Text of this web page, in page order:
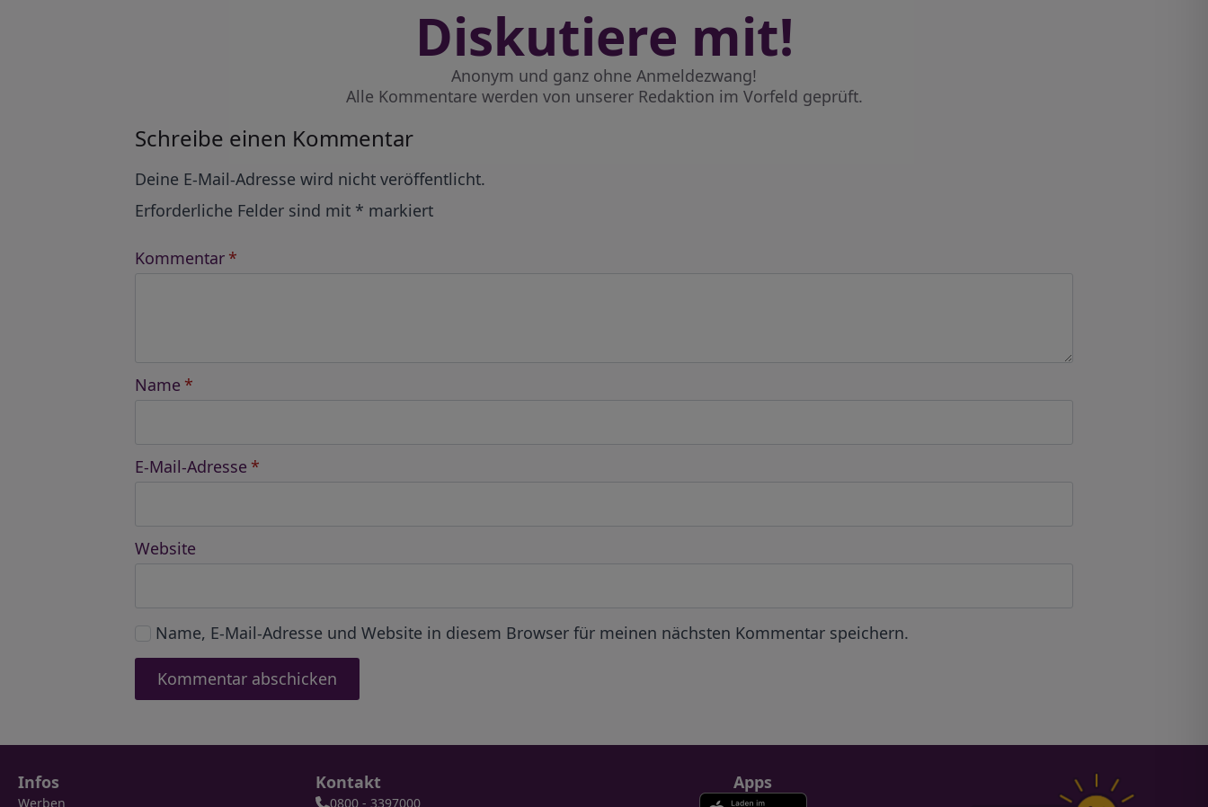
Diskutiere mit!
Anonym und ganz ohne Anmeldezwang!
Alle Kommentare werden von unserer Redaktion im Vorfeld geprüft.
Schreibe einen Kommentar
Deine E-Mail-Adresse wird nicht veröffentlicht.
Erforderliche Felder sind mit * markiert
Kommentar *
Name *
E-Mail-Adresse *
Website
Name, E-Mail-Adresse und Website in diesem Browser für meinen nächsten Kommentar speichern.
Infos
Werben
Kontakt
0800 - 3397000
Apps